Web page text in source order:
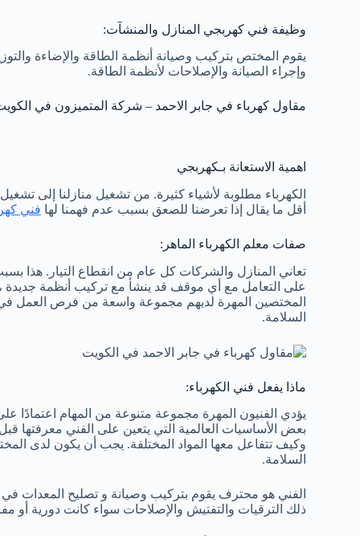
وظيفة فني كهربجي المنازل والمنشآت:
يقوم المختص بتركيب وصيانة أنظمة الطاقة والإضاءة
وإجراء الصيانة والإصلاحات لأنظمة الطاقة.
مقاول كهرباء في جابر الاحمد – شركة المتميزون في
اهمية الاستعانة بـكهربجي
الكهرباء مطلوبة لأشياء كثيرة. من تشغيل منازلنا إلى
أقل ما يقال إذا تعرضنا للصعق بسبب عدم فهمنا لها فني
صفات معلم الكهرباء الماهر:
تعاني المنازل والشركات كل عام من انقطاع التيار. هذا
على التعامل مع أي موقف قد ينشأ مع تركيب أنظمة جديدة ،
المختصين المهرة لديهم مجموعة واسعة من فرص العمل في
السلامة.
ماذا يفعل فني الكهرباء:
يؤدي الفنيون المهرة مجموعة متنوعة من المهام اعتمادًا
بعض الأساسيات العالمية التي يتعين على الفني معرفتها
وكيف تتفاعل معها المواد المختلفة. يجب أن يكون لدى
السلامة.
الفني هو محترف يقوم بتركيب وصيانة و تصليح المعدات
ذلك الترقيات والتفتيش والإصلاحات سواء كانت دورية أو